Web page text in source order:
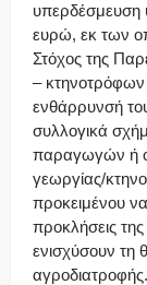
υπερδέσμευση
ευρώ, εκ των
Στόχος της
– κτηνοτρόφων
ενθάρρυνσή
συλλογικά
παραγωγών ή
γεωργίας/
προκειμένου
προκλήσεις
ενισχύσουν τη
αγροδιατροφής.